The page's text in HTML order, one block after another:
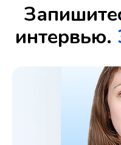
интервью.